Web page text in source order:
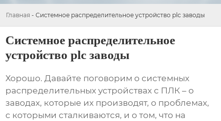
Главная - Системное распределительное устройство plc заводы
Системное распределительное
устройство plc заводы
Хорошо. Давайте поговорим о системных
распределительных устройствах с ПЛК – о
заводах, которые их производят, о проблемах,
с которыми сталкиваются, и о том, что на